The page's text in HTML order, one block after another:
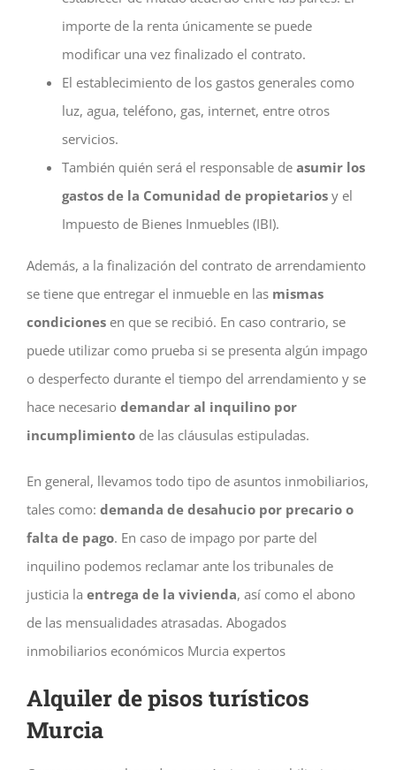
importe de la renta únicamente se puede
modificar una vez finalizado el contrato.
El establecimiento de los gastos generales como
luz, agua, teléfono, gas, internet, entre otros
servicios.
También quién será el responsable de asumir los
gastos de la Comunidad de propietariosy el
Impuesto de Bienes Inmuebles (IBI).
Además, a la finalización del contrato de arrendamiento
se tiene que entregar el inmueble en las mismas
condicionesen que se recibió. En caso contrario, se
puede utilizar como prueba si se presenta algún impago
o desperfecto durante el tiempo del arrendamiento y se
hace necesario demandar al inquilino por
incumplimientode las cláusulas estipuladas.
En general, llevamos todo tipo de asuntos inmobiliarios,
tales como: demanda de desahucio por precario o
falta de pago. En caso de impago por parte del
inquilino podemos reclamar ante los tribunales de
justicia la entrega de la vivienda, así como el abono
de las mensualidades atrasadas. Abogados
inmobiliarios económicos Murcia expertos
Alquiler de pisos turísticos
Murcia